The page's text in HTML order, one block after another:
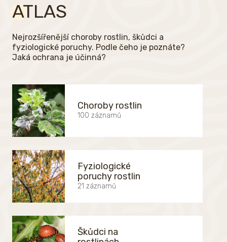
ATLAS
Nejrozšířenější choroby rostlin, škůdci a
fyziologické poruchy. Podle čeho je poznáte?
Jaká ochrana je účinná?
Choroby rostlin
100 záznamů
Fyziologické
poruchy rostlin
21 záznamů
Škůdci na